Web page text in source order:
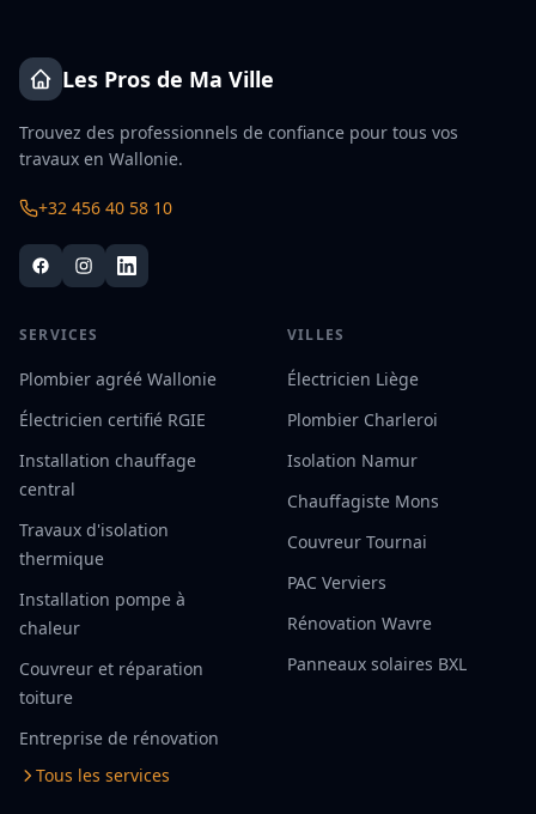
Les Pros de Ma Ville
Trouvez des professionnels de confiance pour tous vos
travaux en Wallonie.
+32 456 40 58 10
SERVICES
Plombier agréé Wallonie
Électricien certifié RGIE
Installation chauffage
central
Travaux d'isolation
thermique
Installation pompe à
chaleur
Couvreur et réparation
toiture
Entreprise de rénovation
Tous les services
VILLES
Électricien Liège
Plombier Charleroi
Isolation Namur
Chauffagiste Mons
Couvreur Tournai
PAC Verviers
Rénovation Wavre
Panneaux solaires BXL